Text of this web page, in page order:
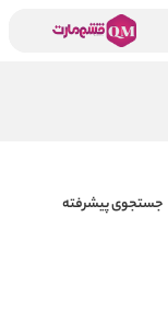
جستجوی پیشرفته